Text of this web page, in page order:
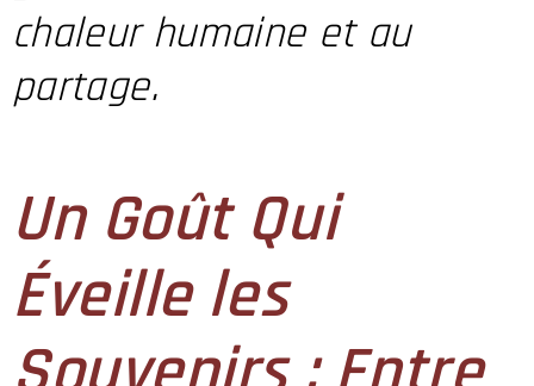
chaleur humaine et au
partage.
Un Goût Qui
Éveille les